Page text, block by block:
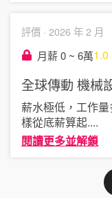
評價 · 2026 年 2 月
月薪 0 ~ 6萬1.0
全球傳動 機械
薪水極低，工作
樣從底薪算起....
閱讀更多並解鎖